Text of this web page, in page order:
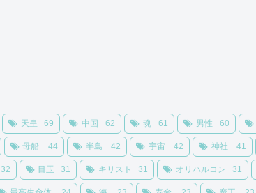
天皇 69 中国 62 魂 61 男性 60
母船 44 半島 42 宇宙 42 神社 41
32 目玉 31 キリスト 31 オリハルコン 31